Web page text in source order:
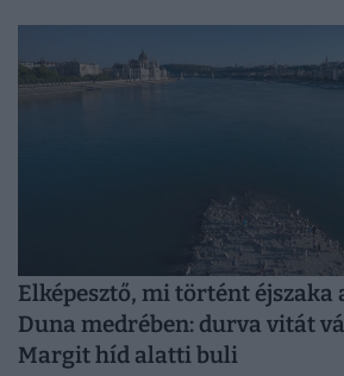
Elképesztő, mi történt éjszaka
Duna medrében: durva vitát
Margit híd alatti buli